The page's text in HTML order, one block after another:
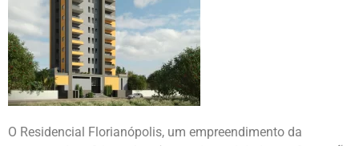
O Residencial Florianópolis, um empreendimento da